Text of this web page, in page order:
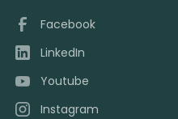
Facebook
LinkedIn
Youtube
Instagram